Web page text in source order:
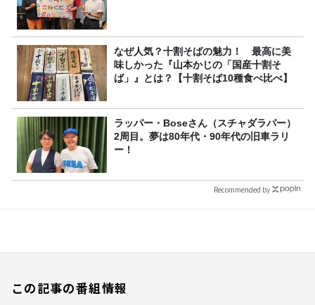
なぜ人気？十割そばの魅力！ 最高に美
味しかった『山本かじの「国産十割そ
ば」』とは？【十割そば10種食べ比べ】
ラッパー・Boseさん（スチャダラパー）
2周目。夢は80年代・90年代の旧車ラリ
ー！
Recommended by
この記事の番組情報